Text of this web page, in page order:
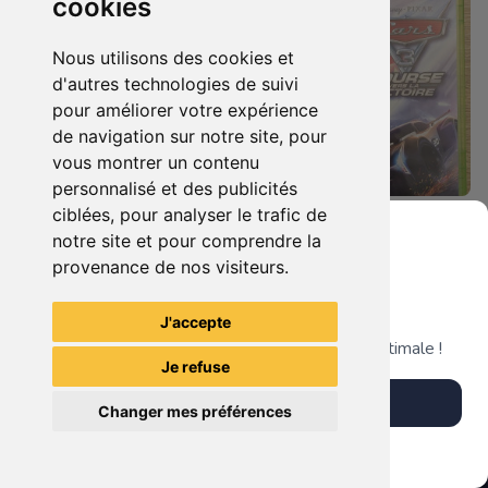
cookies
Nous utilisons des cookies et
d'autres technologies de suivi
pour améliorer votre expérience
de navigation sur notre site, pour
vous montrer un contenu
personnalisé et des publicités
ciblées, pour analyser le trafic de
notre site et pour comprendre la
provenance de nos visiteurs.
J'accepte
Je refuse
Changer mes préférences
19.90 € 0
Castlevania : Lords Of Shadow Xbox 360
19.90 €
TheGamingR83
Grenier du Geek
Télécharge notre app pour une expérience optimale !
Télécharger l'app